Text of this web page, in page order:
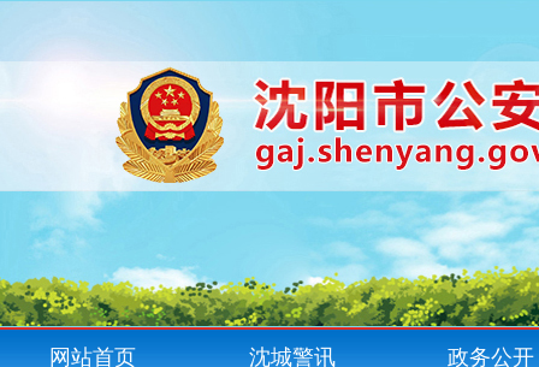
网站首页 沈城警讯 政务公开